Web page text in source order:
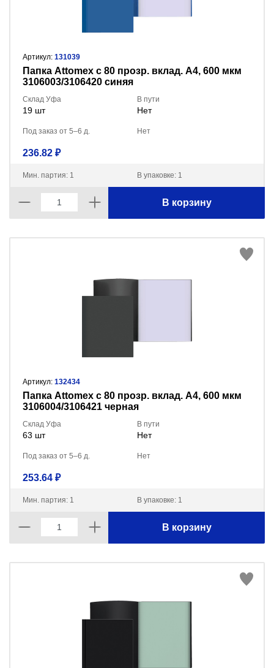
Артикул: 131039
Папка Attomex с 80 прозр. вклад. A4, 600 мкм
3106003/3106420 синяя
Склад Уфа
19 шт
В пути
Нет
Под заказ от 5–6 д. Нет
236.82 ₽
Мин. партия: 1 В упаковке: 1
В корзину
Артикул: 132434
Папка Attomex с 80 прозр. вклад. A4, 600 мкм
3106004/3106421 черная
Склад Уфа
63 шт
В пути
Нет
Под заказ от 5–6 д. Нет
253.64 ₽
Мин. партия: 1 В упаковке: 1
В корзину